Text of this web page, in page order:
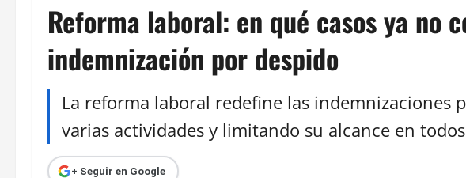
Reforma laboral: en qué casos ya no
indemnización por despido
La reforma laboral redefine las indemnizaciones
varias actividades y limitando su alcance en
+ Seguir en Google